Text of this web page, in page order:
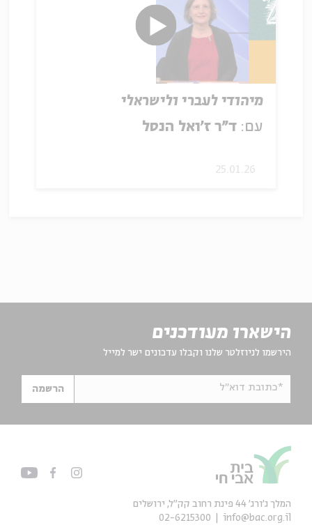
מיהודי לעברי ולישראלי
עם: ד׳׳ר ז׳ואל הנסל
25.01.26
הישארו מעודכנים
הירשמו לניוזלטר שלנו וקבלו עדכונים ישר למייל
*כתובת דוא"ל הרשמה
המלך ג'ורג' 44 פינת רחוב קק״ל, ירושלים
info@bac.org.il
02-6215300